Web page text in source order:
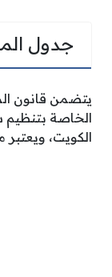
جدول
يتضمن قانون
الخاصة بتنظيم
الكويت، ويعتبر